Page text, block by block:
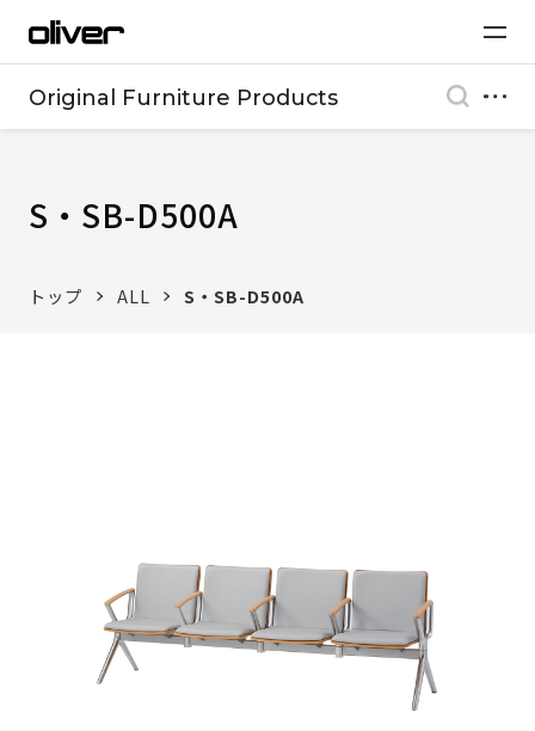
Original Furniture Products
S・SB-D500A
トップ ALL S・SB-D500A